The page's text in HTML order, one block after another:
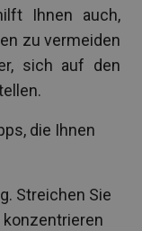
Ihnen auch,
zu vermeiden
sich auf den
die Ihnen
Streichen Sie
konzentrieren